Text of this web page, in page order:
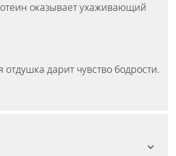
оказывает ухаживающий
отдушка дарит чувство бодрости.